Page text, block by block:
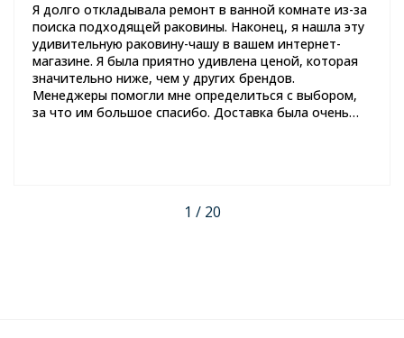
Я долго откладывала ремонт в ванной комнате из-за
поиска подходящей раковины. Наконец, я нашла эту
удивительную раковину-чашу в вашем интернет-
магазине. Я была приятно удивлена ценой, которая
значительно ниже, чем у других брендов.
Менеджеры помогли мне определиться с выбором,
за что им большое спасибо. Доставка была очень
задумывается о покупке новой раковины.
1 / 20